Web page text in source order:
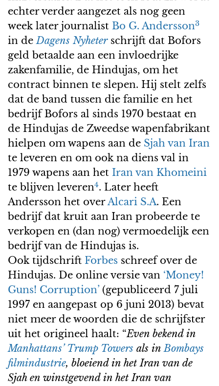
echter verder aangezet als nog geen
week later journalist Bo G. Andersson3
in deDagens Nyheterschrijft dat Bofors
geld betaalde aan een invloedrijke
zakenfamilie, de Hindujas, om het
contract binnen te slepen. Hij stelt zelfs
dat de band tussen die familie en het
bedrijf Bofors al sinds 1970 bestaat en
de Hindujas de Zweedse wapenfabrikant
hielpen om wapens aan de Sjah van Iran
te leveren en om ook na diens val in
1979 wapens aan het Iran van Khomeini
te blijven leveren4. Later heeft
Andersson het overAlcari S.A. Een
bedrijf dat kruit aan Iran probeerde te
verkopen en (dan nog) vermoedelijk een
bedrijf van de Hindujas is.
Ook tijdschrift Forbes schreef over de
Hindujas. De online versie van ‘Money!
Guns! Corruption’ (gepubliceerd 7 juli
1997 en aangepast op 6 juni 2013) bevat
niet meer de woorden die de schrijfster
uit het origineel haalt: “Even bekend in
Manhattans’ Trump Towers als inBombays
filmindustrie, bloeiend in het Iran van de
Sjah en winstgevend in het Iran van